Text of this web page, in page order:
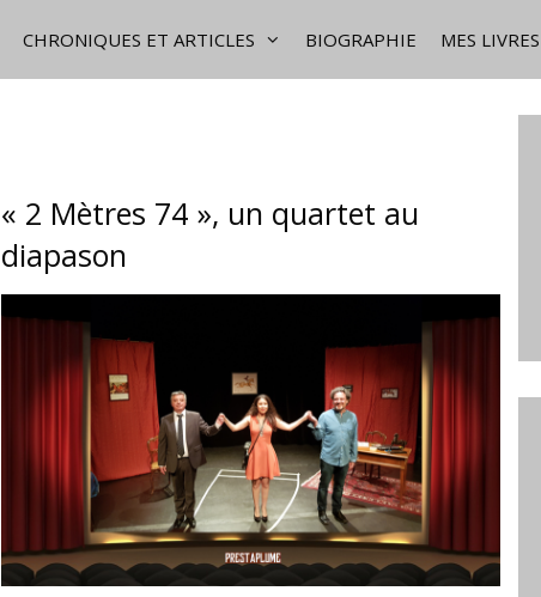
CHRONIQUES ET ARTICLES BIOGRAPHIE MES LIVRES
« 2 Mètres 74 », un quartet au
diapason